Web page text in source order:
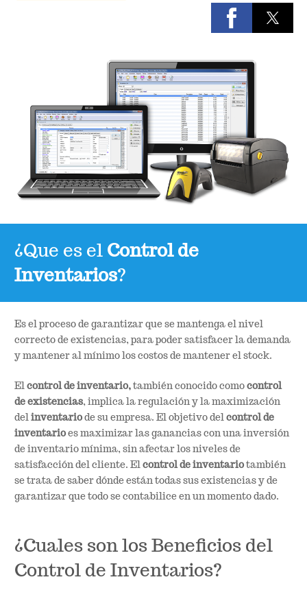
¿Que es el Control de
Inventarios?
Es el proceso de garantizar que se mantenga el nivel
correcto de existencias, para poder satisfacer la demanda
y mantener al mínimo los costos de mantener el stock.
Elcontrol de inventario,también conocido comocontrol
de existencias, implica la regulación y la maximización
delinventariode su empresa. El objetivo delcontrol de
inventarioes maximizar las ganancias con una inversión
de inventario mínima, sin afectar los niveles de
satisfacción del cliente. Elcontrol de inventariotambién
se trata de saber dónde están todas sus existencias y de
garantizar que todo se contabilice en un momento dado.
¿Cuales son los Beneficios del
Control de Inventarios?